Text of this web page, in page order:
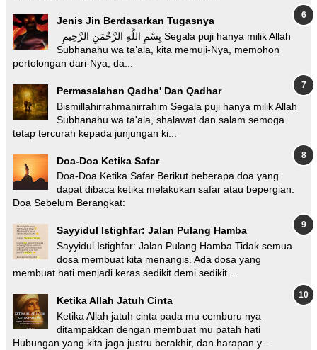
Jenis Jin Berdasarkan Tugasnya
Subhanahu wa ta’ala, kita memuji-Nya, memohon
pertolongan dari-Nya, da...
Permasalahan Qadha' Dan Qadhar
Bismillahirrahmanirrahim Segala puji hanya milik Allah
Subhanahu wa ta'ala, shalawat dan salam semoga
tetap tercurah kepada junjungan ki...
Doa-Doa Ketika Safar
Doa-Doa Ketika Safar Berikut beberapa doa yang
dapat dibaca ketika melakukan safar atau bepergian:
Doa Sebelum Berangkat:
Sayyidul Istighfar: Jalan Pulang Hamba
Sayyidul Istighfar: Jalan Pulang Hamba Tidak semua
dosa membuat kita menangis. Ada dosa yang
membuat hati menjadi keras sedikit demi sedikit...
Ketika Allah Jatuh Cinta
Ketika Allah jatuh cinta pada mu cemburu nya
ditampakkan dengan membuat mu patah hati
Hubungan yang kita jaga justru berakhir, dan harapan y...